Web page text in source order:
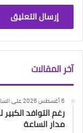
آخر المقالات
6 أغسطس 2026 على الساعة 11:34 مساءً
رغم التوافد
مدار الساعة